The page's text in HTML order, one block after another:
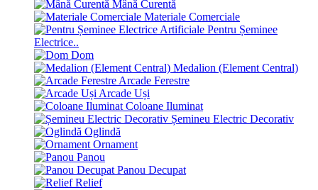
Mână Curentă
Materiale Comerciale
Pentru Șeminee
Electrice..
Dom
Medalion (Element Central)
Arcade Ferestre
Arcade Uși
Coloane Iluminat
Șemineu Electric Decorativ
Oglindă
Ornament
Panou
Panou Decupat
Relief